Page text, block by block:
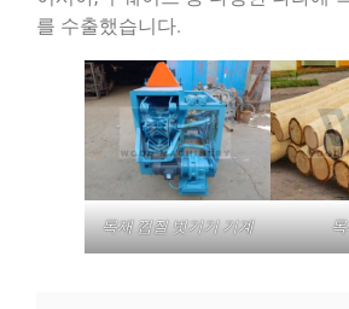
를 수출했습니다.
목재 껍질 벗기기 기계